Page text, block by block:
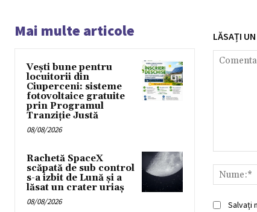
Mai multe articole
Vești bune pentru
locuitorii din
Ciuperceni: sisteme
fotovoltaice gratuite
prin Programul
Tranziție Justă
08/08/2026
Rachetă SpaceX
scăpată de sub control
s-a izbit de Lună și a
lăsat un crater uriaș
08/08/2026
LĂSAȚI
Salvați